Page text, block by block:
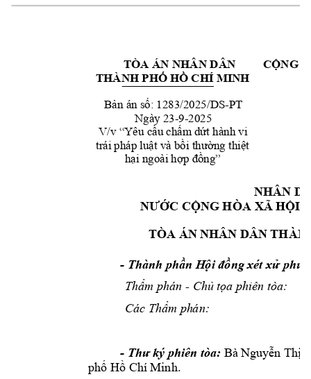
TÒA ÁN NHÂN DÂN
THÀNH PHỐ HỒ CHÍ MINH
Bản án số: 1283/2025/DS-PT
Ngày 23-9-2025
V/v “Yêu cầu chấm dứt hành vi
trái pháp luật và bồi thường thiệt
hại ngoài hợp đồng”
CỘNG
NHÂN
NƯỚC CỘNG HÒA XÃ HỘI
TÒA ÁN NHÂN DÂN THÀN
- Thành phần Hội đồng xét xử
Thẩm phán - Chủ tọa phiên tòa:
Các Thẩm phán:
- Thư ký phiên tòa: Bà Nguyễn Thị
phố Hồ Chí Minh.